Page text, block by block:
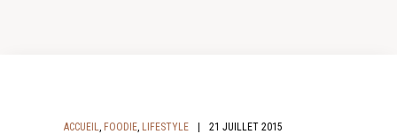
ACCUEIL, FOODIE, LIFESTYLE 21 JUILLET 2015